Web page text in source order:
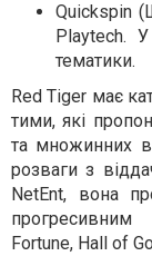
Quickspin
Playtech.
тематики.
Red Tiger має
тими, які
та множинних
розваги з
NetEnt, вона
Fortune, Hall of